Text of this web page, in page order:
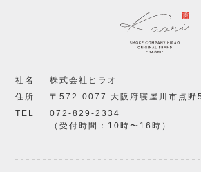
社名
株式会社ヒラオ
住所
〒572-0077 大阪府寝屋川市点野
TEL
072-829-2334
（受付時間：10時〜16時）